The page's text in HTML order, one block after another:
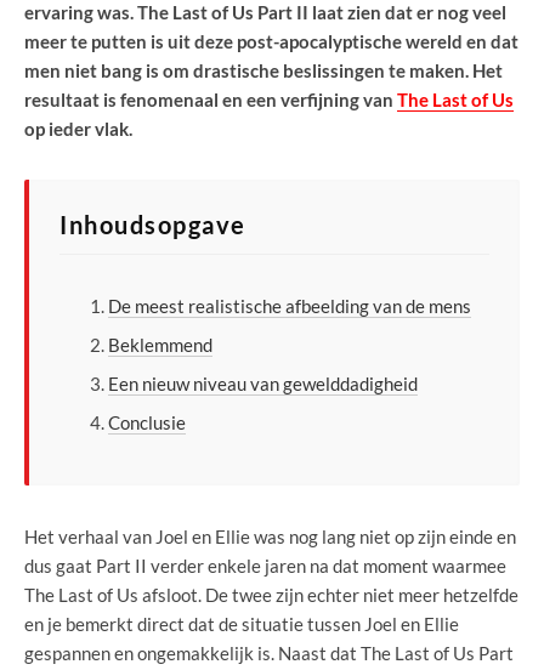
ervaring was. The Last of Us Part II laat zien dat er nog veel
meer te putten is uit deze post-apocalyptische wereld en dat
men niet bang is om drastische beslissingen te maken. Het
resultaat is fenomenaal en een verfijning van The Last of Us
op ieder vlak.
Inhoudsopgave
De meest realistische afbeelding van de mens
Beklemmend
Een nieuw niveau van gewelddadigheid
Conclusie
Het verhaal van Joel en Ellie was nog lang niet op zijn einde en
dus gaat Part II verder enkele jaren na dat moment waarmee
The Last of Us afsloot. De twee zijn echter niet meer hetzelfde
en je bemerkt direct dat de situatie tussen Joel en Ellie
gespannen en ongemakkelijk is. Naast dat The Last of Us Part